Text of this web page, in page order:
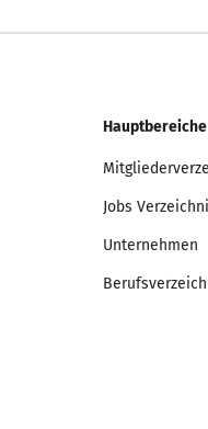
Hauptbereiche
Jobs
Unternehmen